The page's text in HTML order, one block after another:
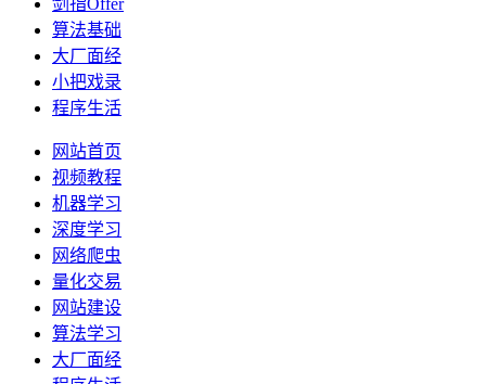
算法基础
大厂面经
小把戏录
程序生活
网站首页
视频教程
机器学习
深度学习
网络爬虫
量化交易
网站建设
算法学习
大厂面经